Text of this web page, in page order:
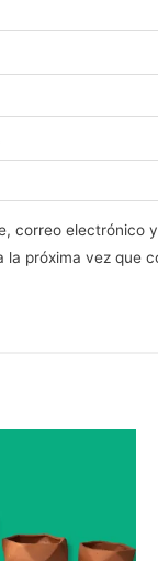
correo electrónico
la próxima vez que